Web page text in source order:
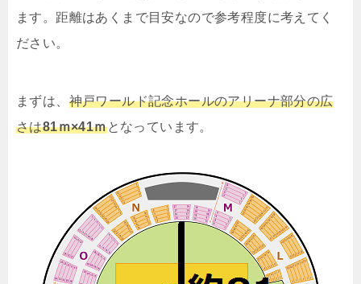
ます。距離はあくまで目安なので参考程度に考えてく
ださい。
まずは、 神戸ワールド記念ホールのアリーナ部分の広
さは81ｍ×41ｍとなっています。